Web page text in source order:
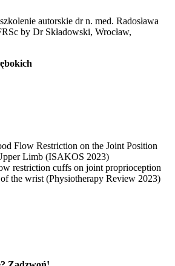
autorskie dr n. med. Radosława
by Dr Składowski, Wrocław,
Flow Restriction on the Joint Position
Limb (ISAKOS 2023)
restriction cuffs on joint proprioception
the wrist (Physiotherapy Review 2023)